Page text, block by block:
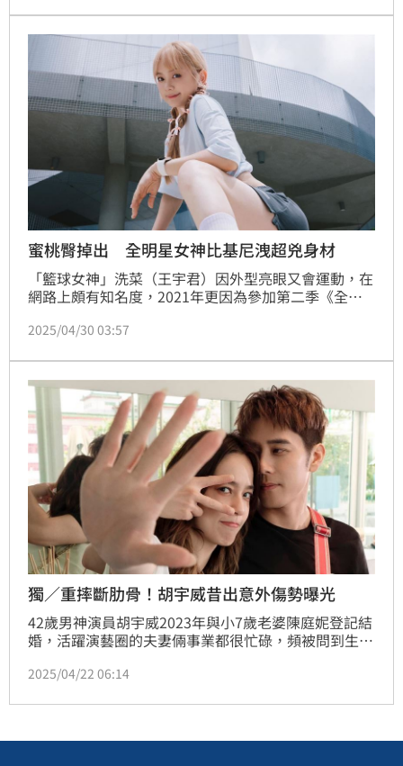
（16）日也遺憾宣布棄賽，令人惋惜。
蜜桃臀掉出 全明星女神比基尼洩超兇身材
「籃球女神」洗菜（王宇君）因外型亮眼又會運動，在
網路上頗有知名度，2021年更因為參加第二季《全明
近在社群網站上傳了一系列比基尼照，至今已吸引4萬
2025/04/30 03:57
獨／重摔斷肋骨！胡宇威昔出意外傷勢曝光
42歲男神演員胡宇威2023年與小7歲老婆陳庭妮登記結
婚，活躍演藝圈的夫妻倆事業都很忙碌，頻被問到生子
運動，出生於美國華裔家庭的他返台發展約20年，也發
2025/04/22 06:14